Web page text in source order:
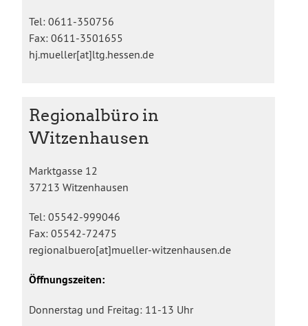
Tel: 0611-350756
Fax: 0611-3501655
hj.mueller[at]ltg.hessen.de
Regionalbüro in
Witzenhausen
Marktgasse 12
37213 Witzenhausen
Tel: 05542-999046
Fax: 05542-72475
regionalbuero[at]mueller-witzenhausen.de
Öffnungszeiten:
Donnerstag und Freitag: 11-13 Uhr